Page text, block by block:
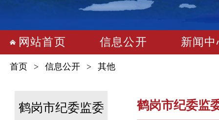
网站首页 信息公开 新闻中
首页 > 信息公开 > 其他
鹤岗市纪委监委
鹤岗市纪委监